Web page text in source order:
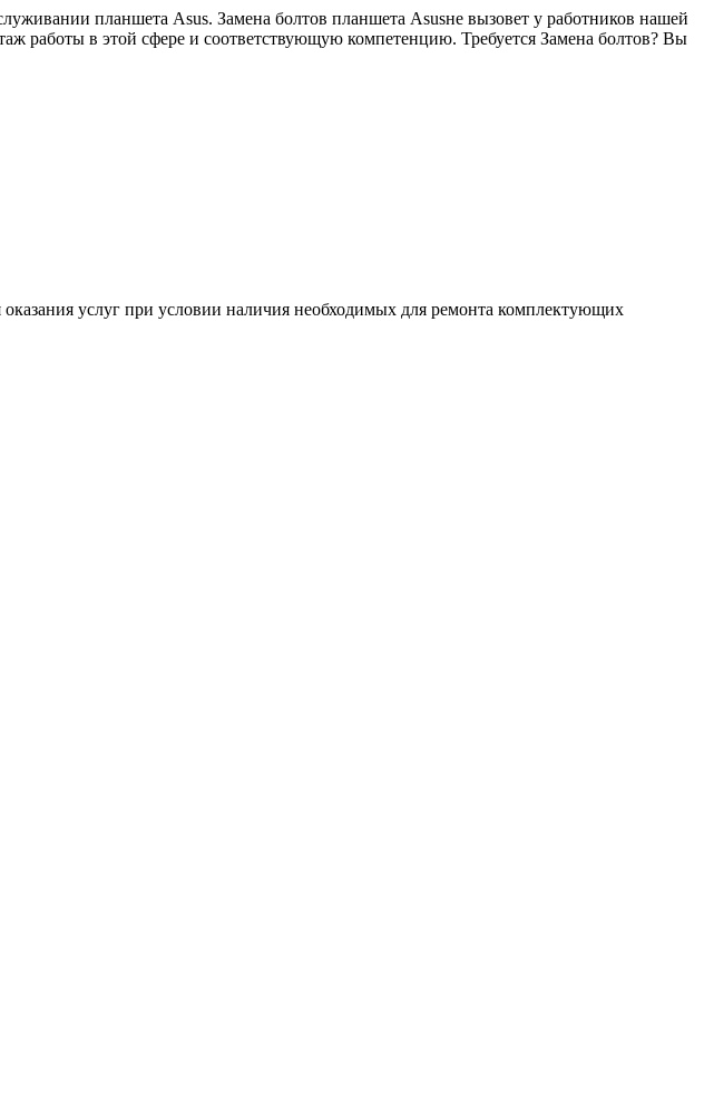
планшета Asus. Замена болтов планшета Asusне вызовет у работников нашей
работы в этой сфере и соответствующую компетенцию. Требуется Замена болтов? Вы
оказания услуг при условии наличия необходимых для ремонта комплектующих